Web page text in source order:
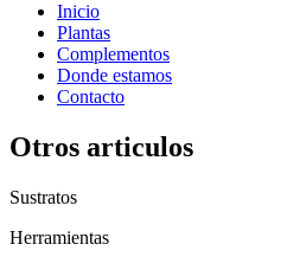
Inicio
Plantas
Complementos
Donde estamos
Contacto
Otros articulos
Sustratos
Herramientas